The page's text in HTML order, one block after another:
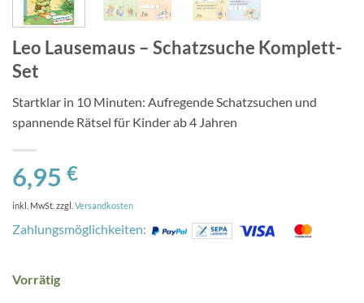
Leo Lausemaus – Schatzsuche Komplett-
Set
Startklar in 10 Minuten: Aufregende Schatzsuchen und
spannende Rätsel für Kinder ab 4 Jahren
6,95 €
inkl. MwSt. zzgl. Versandkosten
Zahlungsmöglichkeiten:
Vorrätig